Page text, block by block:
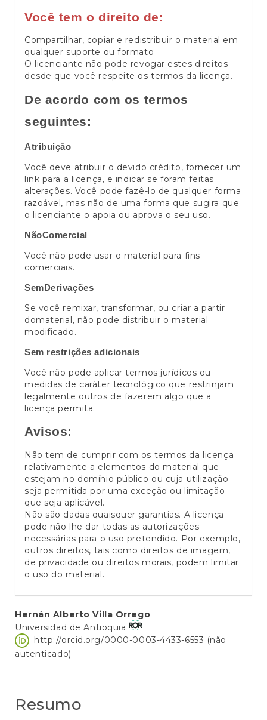
Você tem o direito de:
Compartilhar, copiar e redistribuir o material em
qualquer suporte ou formato
O licenciante não pode revogar estes direitos
desde que você respeite os termos da licença.
De acordo com os termos
seguintes:
Atribuição
Você deve atribuir o devido crédito, fornecer um
link para a licença, e indicar se foram feitas
alterações. Você pode fazê-lo de qualquer forma
razoável, mas não de uma forma que sugira que
o licenciante o apoia ou aprova o seu uso.
NãoComercial
Você não pode usar o material para fins
comerciais.
SemDerivações
Se você remixar, transformar, ou criar a partir
domaterial, não pode distribuir o material
modificado.
Sem restrições adicionais
Você não pode aplicar termos jurídicos ou
medidas de caráter tecnológico que restrinjam
legalmente outros de fazerem algo que a
licença permita.
Avisos:
Não tem de cumprir com os termos da licença
relativamente a elementos do material que
estejam no domínio público ou cuja utilização
seja permitida por uma exceção ou limitação
que seja aplicável.
Não são dadas quaisquer garantias. A licença
pode não lhe dar todas as autorizações
necessárias para o uso pretendido. Por exemplo,
outros direitos, tais como direitos de imagem,
de privacidade ou direitos morais, podem limitar
o uso do material.
Conteúdo
do
artigo
Hernán Alberto Villa Orrego
Universidad de Antioquia
http://orcid.org/0000-0003-4433-6553 (não
autenticado)
Resumo